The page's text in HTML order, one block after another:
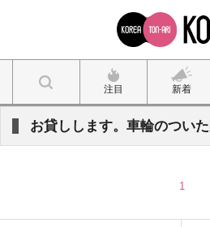
注目 新着
お貸しします。車輪のつい
1